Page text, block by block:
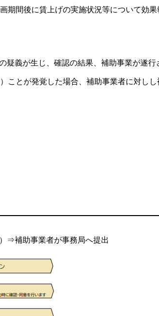
期間後に賃上げの実施状況等について効果
疑義が生じ、確認の結果、補助事業が遂行
ことが発覚した場合、補助事業者に対しし
⇒補助事業者が事務局へ提出